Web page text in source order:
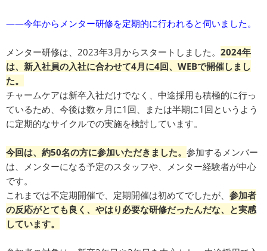
――今年からメンター研修を定期的に行われると伺いました。
メンター研修は、2023年3月からスタートしました。 2024年
は、新入社員の入社に合わせて4月に4回、WEBで開催しまし
た。
チャームケアは新卒入社だけでなく、中途採用も積極的に行っ
ているため、今後は数ヶ月に1回、または半期に1回というよう
に定期的なサイクルでの実施を検討しています。
今回は、約50名の方に参加いただきました。 参加するメンバー
は、メンターになる予定のスタッフや、メンター経験者が中心
です。
これまでは不定期開催で、定期開催は初めてでしたが、 参加者
の反応がとても良く、やはり必要な研修だったんだな、と実感
しています。